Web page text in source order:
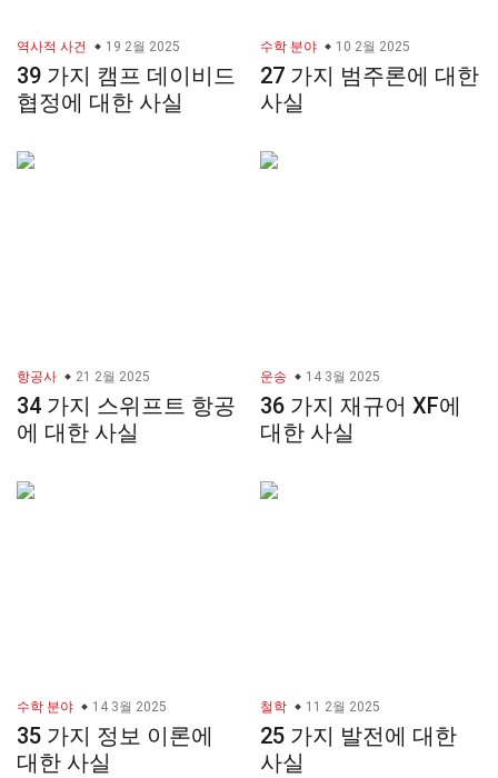
역사적 사건 19 2월 2025
39 가지 캠프 데이비드
협정에 대한 사실
수학 분야 10 2월 2025
27 가지 범주론에 대한
사실
항공사 21 2월 2025
34 가지 스위프트 항공
에 대한 사실
운송 14 3월 2025
36 가지 재규어 XF에
대한 사실
수학 분야 14 3월 2025
35 가지 정보 이론에
대한 사실
철학 11 2월 2025
25 가지 발전에 대한
사실